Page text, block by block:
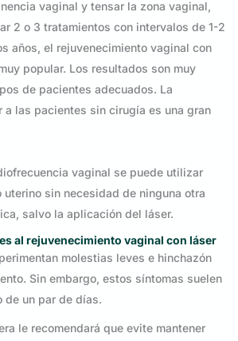
vaginal y tensar la zona vaginal,
2 o 3 tratamientos con intervalos de 1-2
años, el rejuvenecimiento vaginal con
popular. Los resultados son muy
de pacientes adecuados. La
las pacientes sin cirugía es una gran
vaginal se puede utilizar
uterino sin necesidad de ninguna otra
salvo la aplicación del láser.
al rejuvenecimiento vaginal con láser
molestias leves e hinchazón
Sin embargo, estos síntomas suelen
de un par de días.
le recomendará que evite mantener